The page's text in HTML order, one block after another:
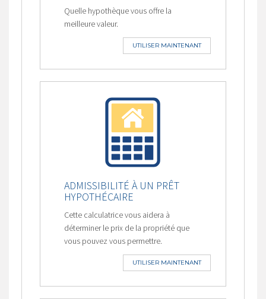
Quelle hypothèque vous offre la
meilleure valeur.
UTILISER MAINTENANT
ADMISSIBILITÉ À UN PRÊT
HYPOTHÉCAIRE
Cette calculatrice vous aidera à
déterminer le prix de la propriété que
vous pouvez vous permettre.
UTILISER MAINTENANT